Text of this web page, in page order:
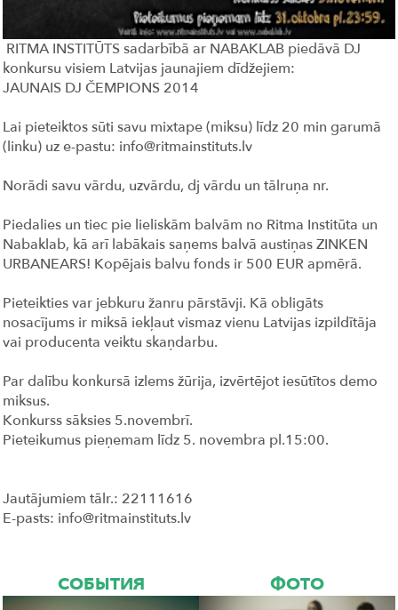
RITMA INSTITŪTS sadarbībā ar NABAKLAB piedāvā DJ
konkursu visiem Latvijas jaunajiem dīdžejiem:
JAUNAIS DJ ČEMPIONS 2014
Lai pieteiktos sūti savu mixtape (miksu) līdz 20 min garumā
(linku) uz e-pastu: info@ritmainstituts.lv
Norādi savu vārdu, uzvārdu, dj vārdu un tālruņa nr.
Piedalies un tiec pie lieliskām balvām no Ritma Institūta un
Nabaklab, kā arī labākais saņems balvā austiņas ZINKEN
URBANEARS! Kopējais balvu fonds ir 500 EUR apmērā.
Pieteikties var jebkuru žanru pārstāvji. Kā obligāts
nosacījums ir miksā iekļaut vismaz vienu Latvijas izpildītāja
vai producenta veiktu skaņdarbu.
Par dalību konkursā izlems žūrija, izvērtējot iesūtītos demo
miksus.
Konkurss sāksies 5.novembrī.
Pieteikumus pieņemam līdz 5. novembra pl.15:00.
Jautājumiem tālr.: 22111616
E-pasts: info@ritmainstituts.lv
СОБЫТИЯ ФОТО